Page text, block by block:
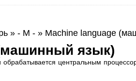
» - M - » Machine language
язык)
обрабатывается центральным